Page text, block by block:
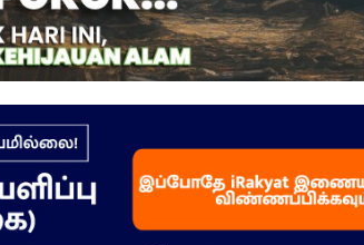
Osai
–